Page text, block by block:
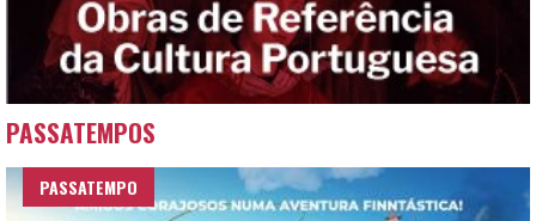
PASSATEMPOS
PASSATEMPO